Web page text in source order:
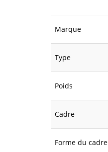
Marque
Type
Poids
Cadre
Forme du cadre